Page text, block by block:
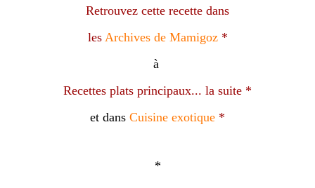
Retrouvez cette recette dans
lesArchives de Mamigoz*
à
Recettes plats principaux... la suite *
et dans Cuisine exotique *
*